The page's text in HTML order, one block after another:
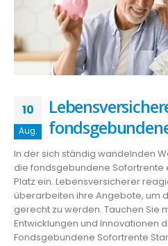
10
Aug.
In der sich ständig wandelnden
die fondsgebundene Sofortrente
Platz ein. Lebensversicherer
überarbeiten ihre Angebote, um
gerecht zu werden. Tauchen Sie
Entwicklungen und Innovationen
Fondsgebundene Sofortrente